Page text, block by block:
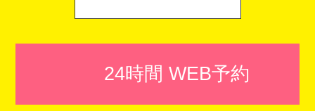
24時間 WEB予約